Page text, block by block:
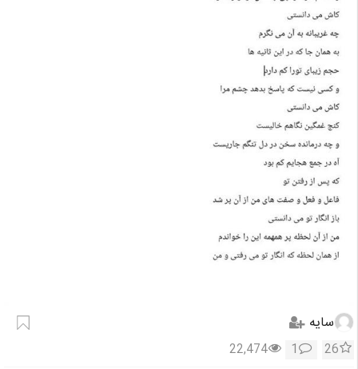
سایه
26
1
22,474